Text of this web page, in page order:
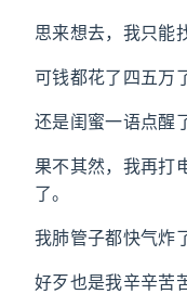
思来想去，我只能
可钱都花了四五万
还是闺蜜一语点醒
果不其然，我再打
了。
我肺管子都快气炸
好歹也是我辛辛苦